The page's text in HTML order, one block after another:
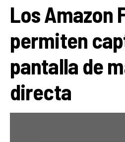
Los Amazon
permiten
pantalla de
directa